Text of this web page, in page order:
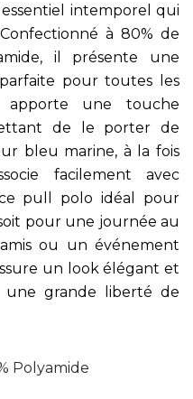
intemporel qui
à 80% de
il présente une
pour toutes les
apporte une touche
de le porter de
bleu marine, à la fois
facilement avec
pull polo idéal pour
pour une journée au
ou un événement
un look élégant et
grande liberté de
Polyamide